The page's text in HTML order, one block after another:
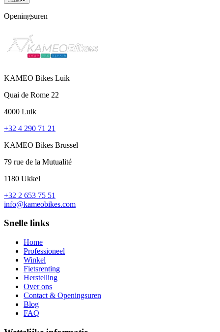
Openingsuren
KAMEO Bikes Luik
Quai de Rome 22
4000 Luik
+32 4 290 71 21
KAMEO Bikes Brussel
79 rue de la Mutualité
1180 Ukkel
+32 2 653 75 51
info@kameobikes.com
Snelle links
Home
Professioneel
Winkel
Fietsrenting
Herstelling
Over ons
Contact & Openingsuren
Blog
FAQ